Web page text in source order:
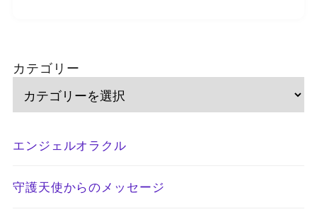
カテゴリー
エンジェルオラクル
守護天使からのメッセージ